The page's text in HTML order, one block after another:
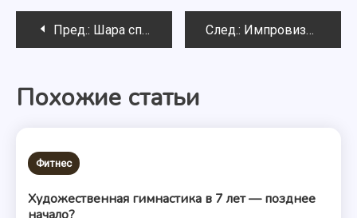
Навигация
записям
Пред.: Шара спутниковое телевидение от Gomel-Sat След.: Импровизация — оригинальный музыкальный стиль танца
Похожие статьи
Фитнес
Художественная гимнастика в 7 лет — позднее